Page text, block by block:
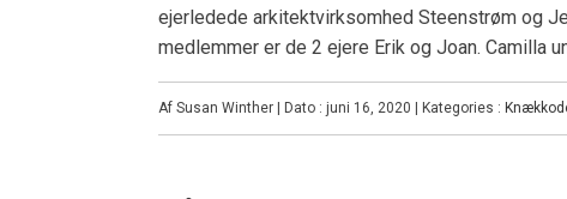
ejerledede arkitektvirksomhed Steenstrøm og
medlemmer er de 2 ejere Erik og Joan. Camilla
Af Susan Winther | Dato : juni 16, 2020 | Kategories :